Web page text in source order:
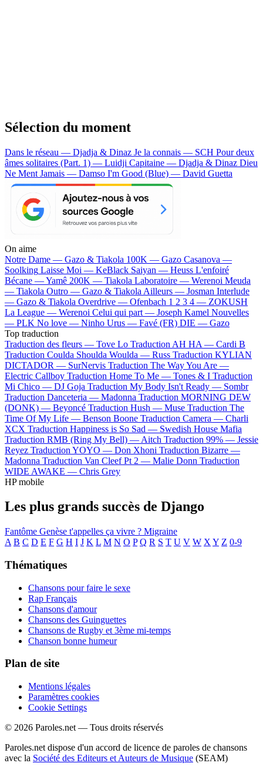
Sélection du moment
Dans le réseau — Djadja & Dinaz Je la connais — SCH Pour deux
âmes solitaires (Part. 1) — Luidji Capitaine — Djadja & Dinaz Dieu
Ne Ment Jamais — Damso I'm Good (Blue) — David Guetta
On aime
Notre Dame — Gazo & Tiakola 100K — Gazo Casanova —
Soolking Laisse Moi — KeBlack Saiyan — Heuss L'enfoiré
Bécane —Yamê 200K — Tiakola Laboratoire — Werenoi Meuda
— Tiakola Outro — Gazo & Tiakola Ailleurs — Josman Interlude
— Gazo & Tiakola Overdrive — Ofenbach 1 2 3 4 — ZOKUSH
La League — Werenoi Celui qui part — Joseph Kamel Nouvelles
— PLK No love — Ninho Urus — Favé (FR) DIE — Gazo
Top traduction
Traduction des fleurs — Tove Lo Traduction AH HA — Cardi B
Traduction Coulda Shoulda Woulda — Russ Traduction KYLIAN
DICTADOR — SurNervis Traduction The Way You Are —
Electric Callboy Traduction Home To Me — Tones & I Traduction
Mi Chico — DJ Goja Traduction My Body Isn't Ready — Sombr
Traduction Danceteria — Madonna Traduction MORNING DEW
(DONK) — Beyoncé Traduction Hush — Muse Traduction The
Time Of My Life — Benson Boone Traduction Camera — Charli
XCX Traduction Happiness is So Sad — Swedish House Mafia
Traduction RMB (Ring My Bell) — Aitch Traduction 99% — Jessie
Reyez Traduction YOYO — Don Xhoni Traduction Bizarre —
Madonna Traduction Van Cleef Pt 2 — Malie Donn Traduction
WIDE AWAKE — Chris Grey
HP mobile
Les plus grands succès de Django
Fantôme Genèse t'appelles ça vivre ? Migraine
A B C D E F G H I J K L M N O P Q R S T U V W X Y Z 0-9
Thématiques
Chansons pour faire le sexe
Rap Français
Chansons d'amour
Chansons des Guinguettes
Chansons de Rugby et 3ème mi-temps
Chanson bonne humeur
Plan de site
Mentions légales
Paramètres cookies
Cookie Settings
© 2026 Paroles.net — Tous droits réservés
Paroles.net dispose d'un accord de licence de paroles de chansons
avec la Société des Editeurs et Auteurs de Musique (SEAM)